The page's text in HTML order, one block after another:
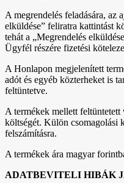
A megrendelés feladására, az
elküldése” feliratra kattintást
tehát a „Megrendelés
Ügyfél részére fizetési
A Honlapon megjelenített
adót és egyéb közterheket is
feltüntetve.
A termékek mellett feltüntetett
költségét. Külön csomagolási
felszámításra.
A termékek ára magyar
ADATBEVITELI HIBÁK